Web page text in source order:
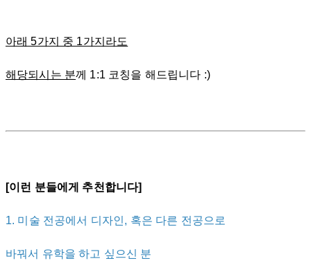
아래 5가지 중 1가지라도
해당되시는 분께 1:1 코칭을 해드립니다 :)
[이런 분들에게 추천합니다]
1. 미술 전공에서 디자인, 혹은 다른 전공으로
바꿔서 유학을 하고 싶으신 분